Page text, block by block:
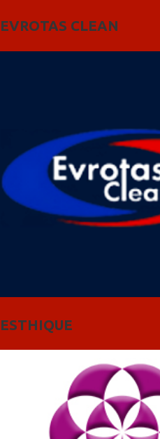
EVROTAS CLEAN
ESTHIQUE